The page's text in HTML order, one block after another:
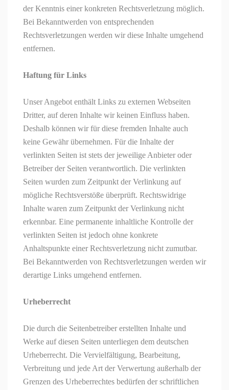
der Kenntnis einer konkreten Rechtsverletzung möglich.
Bei Bekanntwerden von entsprechenden
Rechtsverletzungen werden wir diese Inhalte umgehend
entfernen.
Haftung für Links
Unser Angebot enthält Links zu externen Webseiten
Dritter, auf deren Inhalte wir keinen Einfluss haben.
Deshalb können wir für diese fremden Inhalte auch
keine Gewähr übernehmen. Für die Inhalte der
verlinkten Seiten ist stets der jeweilige Anbieter oder
Betreiber der Seiten verantwortlich. Die verlinkten
Seiten wurden zum Zeitpunkt der Verlinkung auf
mögliche Rechtsverstöße überprüft. Rechtswidrige
Inhalte waren zum Zeitpunkt der Verlinkung nicht
erkennbar. Eine permanente inhaltliche Kontrolle der
verlinkten Seiten ist jedoch ohne konkrete
Anhaltspunkte einer Rechtsverletzung nicht zumutbar.
Bei Bekanntwerden von Rechtsverletzungen werden wir
derartige Links umgehend entfernen.
Urheberrecht
Die durch die Seitenbetreiber erstellten Inhalte und
Werke auf diesen Seiten unterliegen dem deutschen
Urheberrecht. Die Vervielfältigung, Bearbeitung,
Verbreitung und jede Art der Verwertung außerhalb der
Grenzen des Urheberrechtes bedürfen der schriftlichen